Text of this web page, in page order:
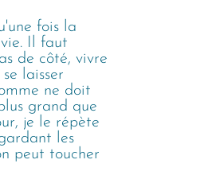
fois la
Il faut
de côté, vivre
laisser
ne doit
grand que
je le répète
les
peut toucher